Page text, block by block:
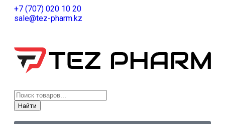
+7 (707) 020 10 20
sale@tez-pharm.kz
Найти